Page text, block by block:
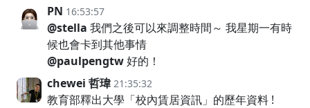
PN 16:53:57
@stella 我們之後可以來調整時間～ 我星期一有時
候也會卡到其他事情
@paulpengtw好的！
chewei 哲瑋 21:35:32
教育部釋出大學「校內賃居資訊」的歷年資料 !